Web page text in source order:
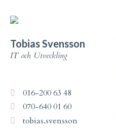
Tobias Svensson
IT och Utveckling
016-200 63 48
070-640 01 60
tobias.svensson